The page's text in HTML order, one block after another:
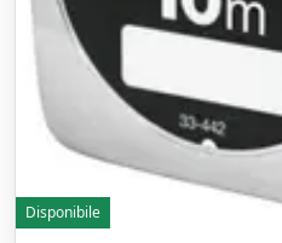
Disponibile